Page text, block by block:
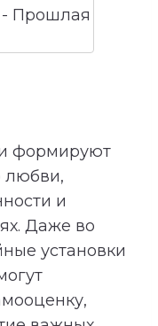
формируют
любви,
и
Даже во
установки